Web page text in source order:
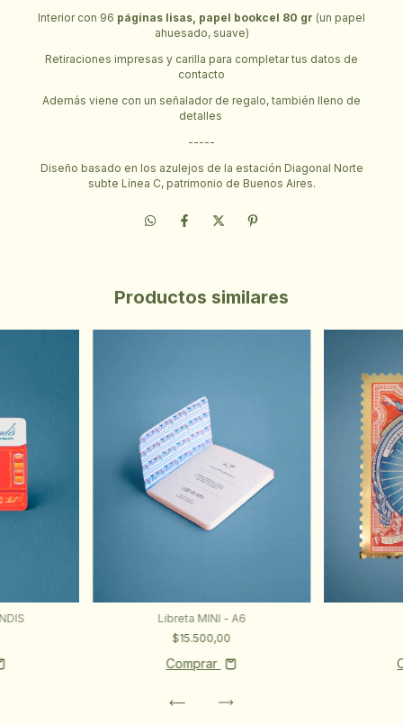
Interior con 96 páginas lisas, papel bookcel 80 gr (un papel
ahuesado, suave)
Retiraciones impresas y carilla para completar tus datos de
contacto
Además viene con un señalador de regalo, también lleno de
detalles
-----
Diseño basado en los azulejos de la estación Diagonal Norte
subte Línea C, patrimonio de Buenos Aires.
Productos similares
Libreta MINI - A6
$15.500,00
Comprar